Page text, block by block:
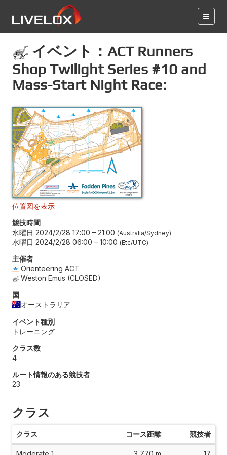
イベント：ACT Runners
Shop Twilight Series #10 and
Mass-Start Night Race:
位置図を表示
競技時間
水曜日 2024/2/28 17:00 – 21:00 Australia/Sydney
水曜日 2024/2/28 06:00 – 10:00 Etc/UTC
主催者
Orienteering ACT
Weston Emus (CLOSED)
国
オーストラリア
イベント種別
トレーニング
クラス数
4
ルート情報のある競技者
23
クラス
クラス コース距離 競技者